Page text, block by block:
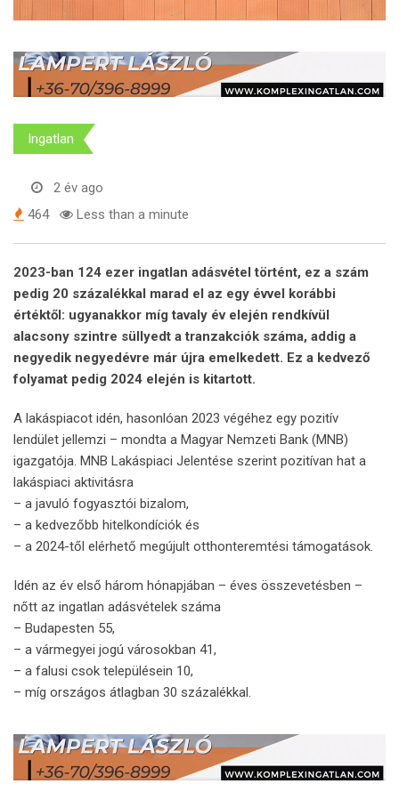
Ingatlan
2 év ago
464
Less than a minute
2023-ban 124 ezer ingatlan adásvétel történt, ez a szám
pedig 20 százalékkal marad el az egy évvel korábbi
értéktől: ugyanakkor míg tavaly év elején rendkívül
alacsony szintre süllyedt a tranzakciók száma, addig a
negyedik negyedévre már újra emelkedett. Ez a kedvező
folyamat pedig 2024 elején is kitartott.
A lakáspiacot idén, hasonlóan 2023 végéhez egy pozitív
lendület jellemzi – mondta a Magyar Nemzeti Bank (MNB)
igazgatója. MNB Lakáspiaci Jelentése szerint pozitívan hat a
lakáspiaci aktivitásra
– a javuló fogyasztói bizalom,
– a kedvezőbb hitelkondíciók és
– a 2024-től elérhető megújult otthonteremtési támogatások.
Idén az év első három hónapjában – éves összevetésben –
nőtt az ingatlan adásvételek száma
– Budapesten 55,
– a vármegyei jogú városokban 41,
– a falusi csok településein 10,
– míg országos átlagban 30 százalékkal.